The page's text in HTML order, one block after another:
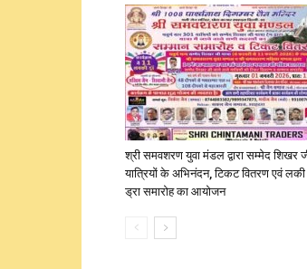
श्री समवशरण युवा मंडल द्वारा सम्मेद शिखर
यात्रियों के अभिनंदन, टिकट वितरण एवं लकी
ड्रा समारोह का आयोजन